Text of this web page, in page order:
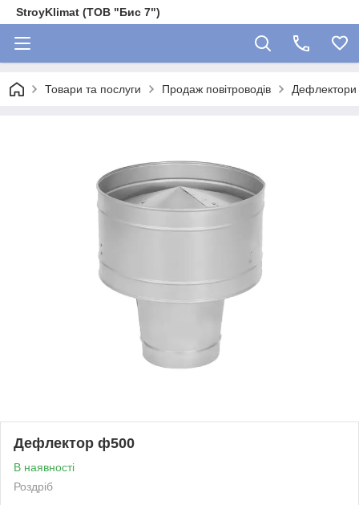
StroyKlimat (ТОВ "Бис 7")
Товари та послуги Продаж повітроводів Дефлектори
Дефлектор ф500
В наявності
Роздріб